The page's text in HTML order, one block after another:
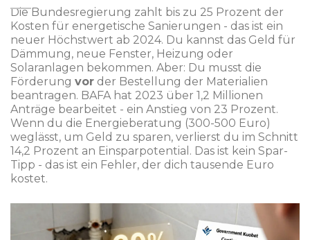
Die Bundesregierung zahlt bis zu 25 Prozent der
Kosten für energetische Sanierungen - das ist ein
neuer Höchstwert ab 2024. Du kannst das Geld für
Dämmung, neue Fenster, Heizung oder
Solaranlagen bekommen. Aber: Du musst die
Förderung vor der Bestellung der Materialien
beantragen. BAFA hat 2023 über 1,2 Millionen
Anträge bearbeitet - ein Anstieg von 23 Prozent.
Wenn du die Energieberatung (300-500 Euro)
weglässt, um Geld zu sparen, verlierst du im Schnitt
14,2 Prozent an Einsparpotential. Das ist kein Spar-
Tipp - das ist ein Fehler, der dich tausende Euro
kostet.